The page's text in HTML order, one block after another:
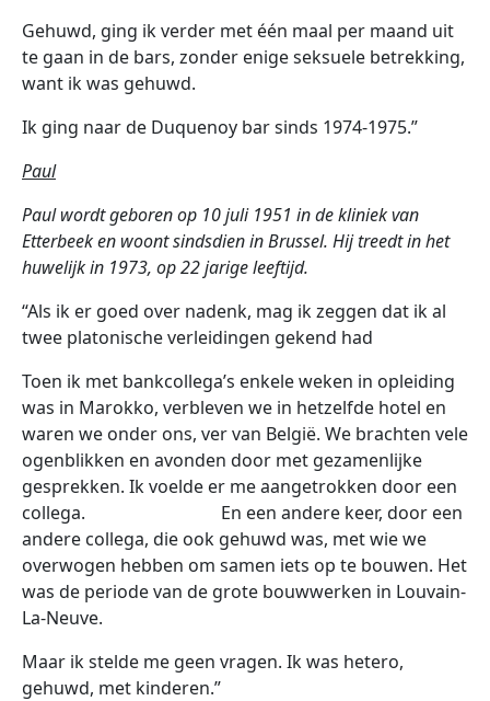
Gehuwd, ging ik verder met één maal per maand uit
te gaan in de bars, zonder enige seksuele betrekking,
want ik was gehuwd.
Ik ging naar de Duquenoy bar sinds 1974-1975.”
Paul
Paul wordt geboren op 10 juli 1951 in de kliniek van
Etterbeek en woont sindsdien in Brussel. Hij treedt in het
huwelijk in 1973, op 22 jarige leeftijd.
“Als ik er goed over nadenk, mag ik zeggen dat ik al
twee platonische verleidingen gekend had
Toen ik met bankcollega’s enkele weken in opleiding
was in Marokko, verbleven we in hetzelfde hotel en
waren we onder ons, ver van België. We brachten vele
ogenblikken en avonden door met gezamenlijke
gesprekken. Ik voelde er me aangetrokken door een
collega. En een andere keer, door een
andere collega, die ook gehuwd was, met wie we
overwogen hebben om samen iets op te bouwen. Het
was de periode van de grote bouwwerken in Louvain-
La-Neuve.
Maar ik stelde me geen vragen. Ik was hetero,
gehuwd, met kinderen.”